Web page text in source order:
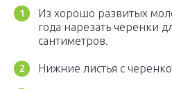
Из хорошо развитых
года нарезать черенки
сантиметров.
Нижние листья с